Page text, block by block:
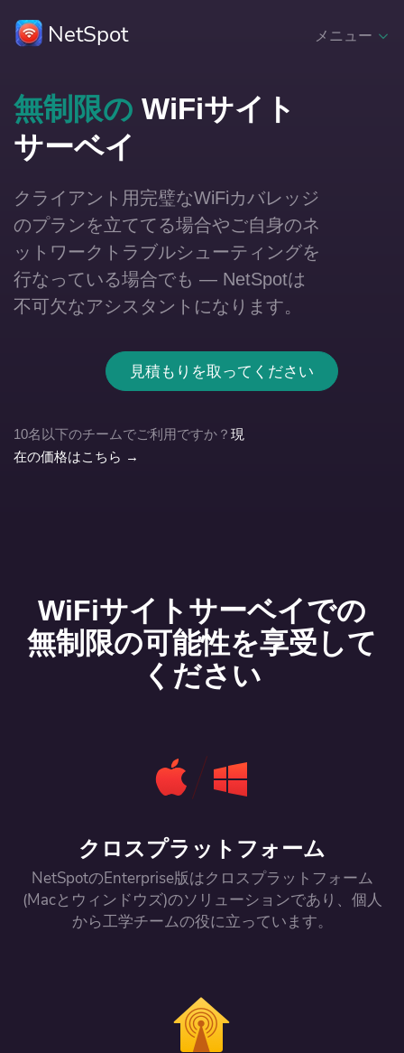
メニュー
NetSpot
無制限の WiFiサイト
サーベイ
クライアント用完璧なWiFiカバレッジ
のプランを立ててる場合やご自身のネ
ットワークトラブルシューティングを
行なっている場合でも — NetSpotは
不可欠なアシスタントになります。
見積もりを取ってください
10名以下のチームでご利用ですか？ 現
在の価格はこちら →
WiFiサイトサーベイでの
無制限の可能性を享受して
ください
クロスプラットフォーム
NetSpotのEnterprise版はクロスプラットフォーム
(Macとウィンドウズ)のソリューションであり、個人
から工学チームの役に立っています。